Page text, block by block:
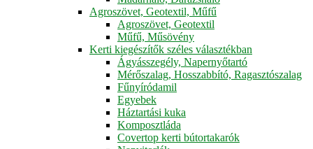
Agroszövet, Geotextil, Műfű
Agroszövet, Geotextil
Műfű, Műsövény
Kerti kiegészítők széles választékban
Ágyásszegély, Napernyőtartó
Mérőszalag, Hosszabbító, Ragasztószalag
Fűnyíródamil
Egyebek
Háztartási kuka
Komposztláda
Covertop kerti bútortakarók